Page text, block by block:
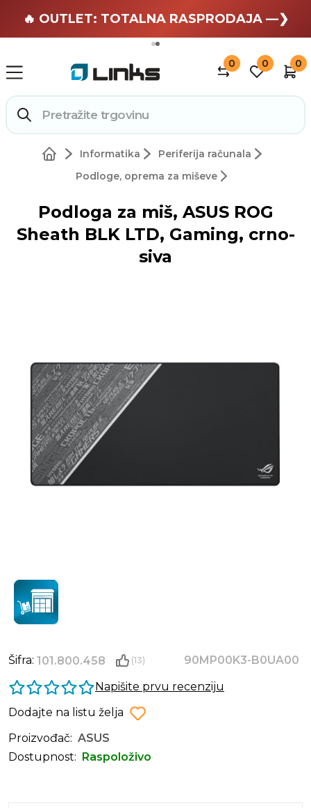
🏄 Zaslužuješ odmor —❯
🔥 OUTLET: TOTALNA RASPRODAJA —❯
0 0 0
Informatika
Periferija računala
Podloge, oprema za miševe
Podloga za miš, ASUS ROG
Sheath BLK LTD, Gaming, crno-
siva
Šifra: 101.800.458 (13)
90MP00K3-B0UA00
Napišite prvu recenziju
Dodajte na listu želja
Proizvođač: ASUS
Dostupnost:
Raspoloživo